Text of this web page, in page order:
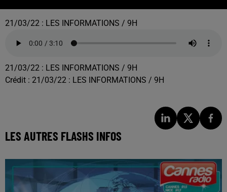
21/03/22 : LES INFORMATIONS / 9H
21/03/22 : LES INFORMATIONS / 9H
Crédit : 21/03/22 : LES INFORMATIONS / 9H
LES AUTRES FLASHS INFOS